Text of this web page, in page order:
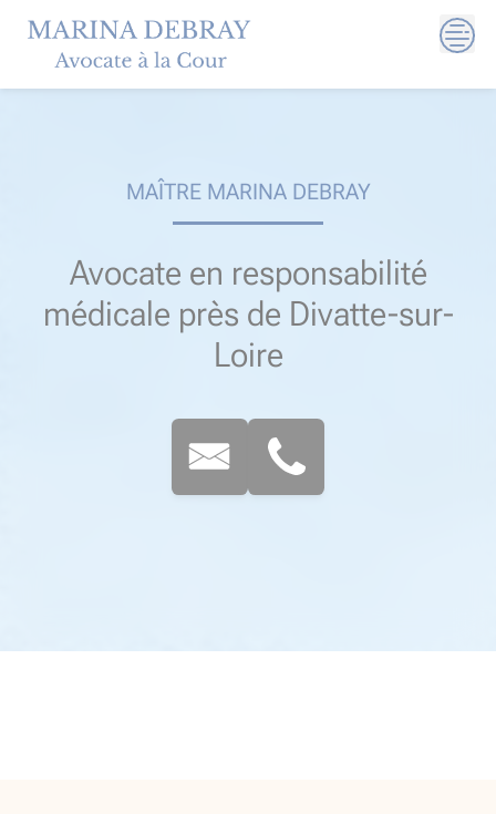
content
MAÎTRE MARINA DEBRAY
Avocate en responsabilité
médicale près de Divatte-sur-
Loire​